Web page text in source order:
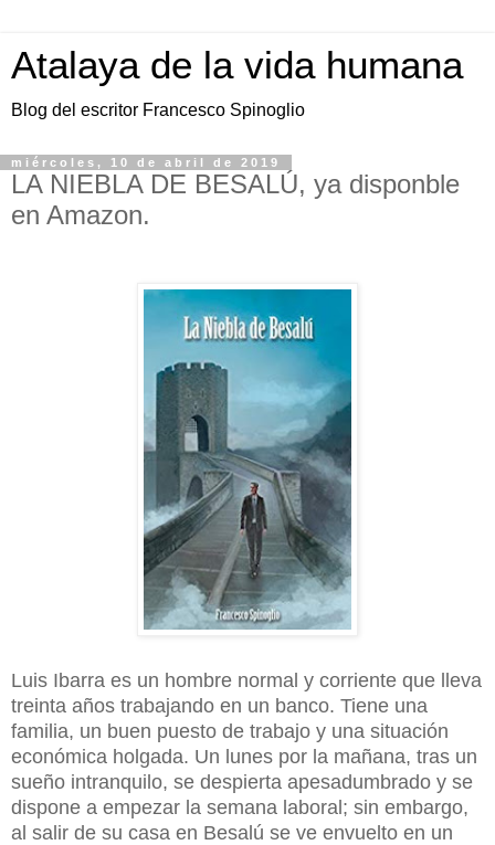
Atalaya de la vida humana
Blog del escritor Francesco Spinoglio
miércoles, 10 de abril de 2019
LA NIEBLA DE BESALÚ, ya disponble
en Amazon.
Luis Ibarra es un hombre normal y corriente que lleva
treinta años trabajando en un banco. Tiene una
familia, un buen puesto de trabajo y una situación
económica holgada. Un lunes por la mañana, tras un
sueño intranquilo, se despierta apesadumbrado y se
dispone a empezar la semana laboral; sin embargo,
al salir de su casa en Besalú se ve envuelto en un